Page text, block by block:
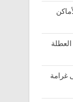
غرامة